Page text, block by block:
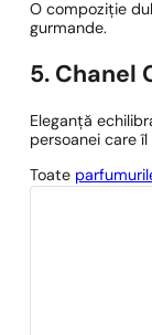
O compoziție
gurmande.
5. Chanel
Eleganță
persoanei care
Toate